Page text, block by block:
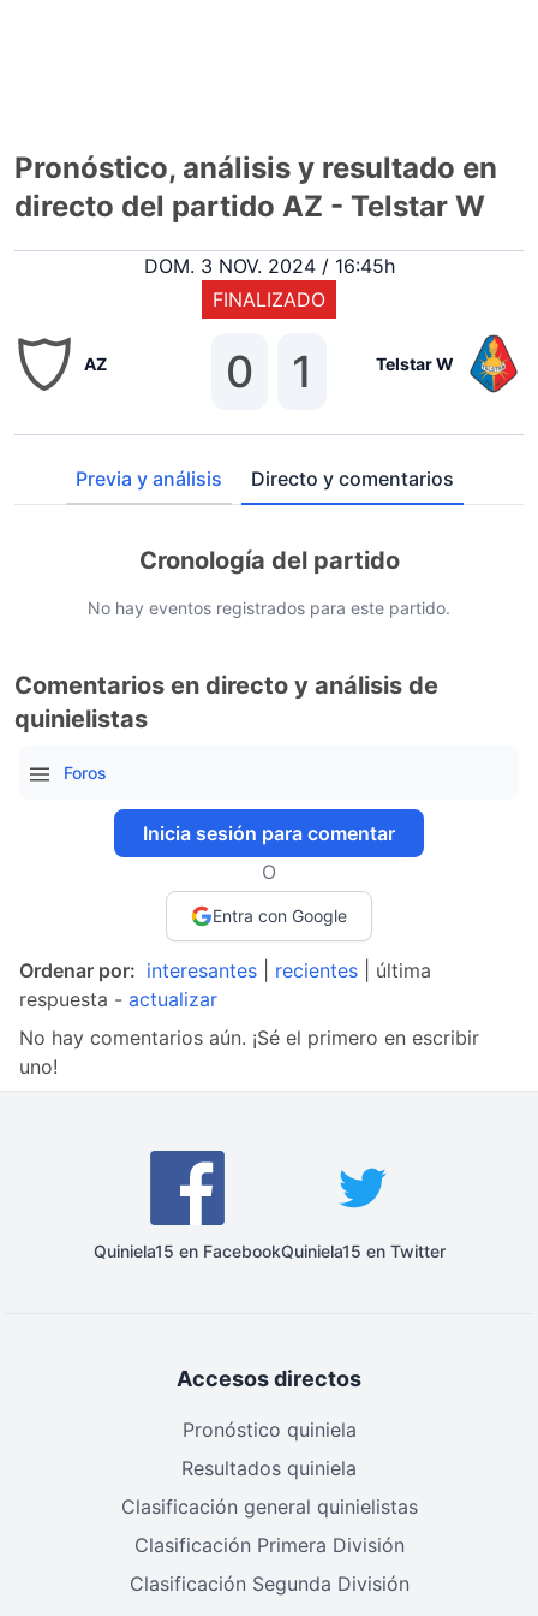
Pronóstico, análisis y resultado en
directo del partido AZ - Telstar W
DOM. 3 NOV. 2024 / 16:45h
FINALIZADO
AZ 0 1 Telstar W
Previa y análisis Directo y comentarios
Cronología del partido
No hay eventos registrados para este partido.
Comentarios en directo y análisis de
quinielistas
Foros
Inicia sesión para comentar
O
Entra con Google
Ordenar por: interesantes recientes | última
respuesta - actualizar
No hay comentarios aún. ¡Sé el primero en escribir
uno!
Quiniela15 en FacebookQuiniela15 en Twitter
Accesos directos
Pronóstico quiniela
Resultados quiniela
Clasificación general quinielistas
Clasificación Primera División
Clasificación Segunda División